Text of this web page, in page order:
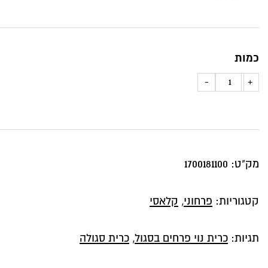
כמות
+
כמות
-
מק"ט: 1700181100
קטגוריות: פרחוני, קלאסי
תגיות: כרית נוי פרחים בסגול, כרית סגולה